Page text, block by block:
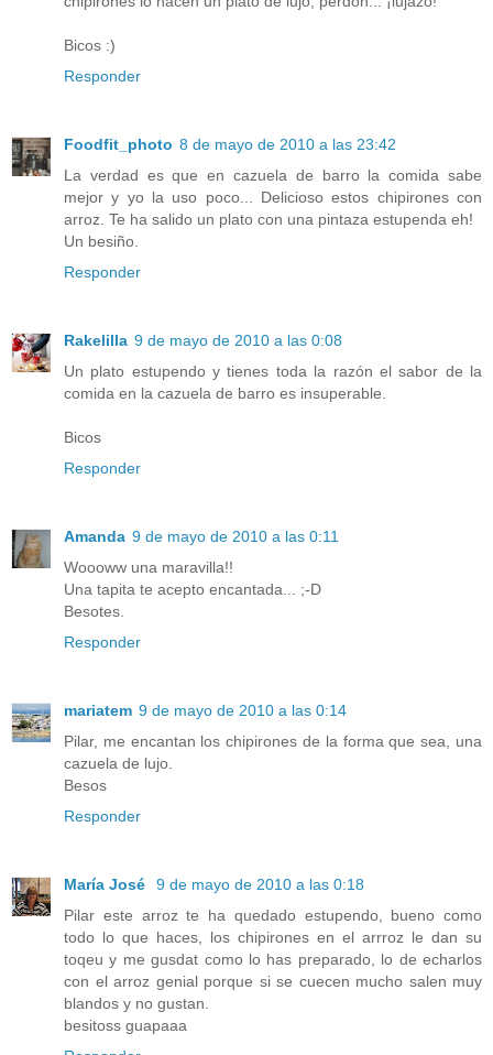
Bicos :)
Responder
Foodfit_photo 8 de mayo de 2010 a las 23:42
La verdad es que en cazuela de barro la comida sabe
mejor y yo la uso poco... Delicioso estos chipirones con
arroz. Te ha salido un plato con una pintaza estupenda eh!
Un besiño.
Responder
Rakelilla 9 de mayo de 2010 a las 0:08
Un plato estupendo y tienes toda la razón el sabor de la
comida en la cazuela de barro es insuperable.
Bicos
Responder
Amanda 9 de mayo de 2010 a las 0:11
Woooww una maravilla!!
Una tapita te acepto encantada... ;-D
Besotes.
Responder
mariatem 9 de mayo de 2010 a las 0:14
Pilar, me encantan los chipirones de la forma que sea, una
cazuela de lujo.
Besos
Responder
María José
9 de mayo de 2010 a las 0:18
Pilar este arroz te ha quedado estupendo, bueno como
todo lo que haces, los chipirones en el arrroz le dan su
toqeu y me gusdat como lo has preparado, lo de echarlos
con el arroz genial porque si se cuecen mucho salen muy
blandos y no gustan.
besitoss guapaaa